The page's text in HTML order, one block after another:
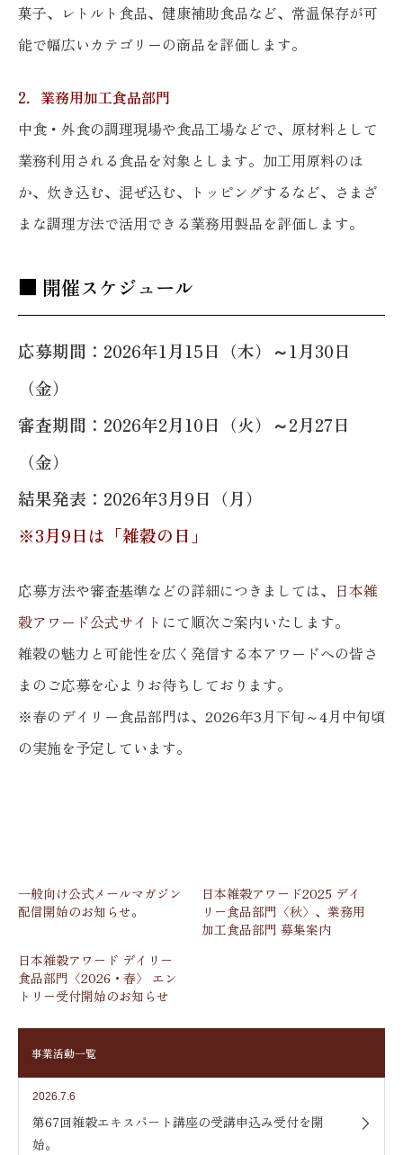
菓子、レトルト食品、健康補助食品など、常温保存が可
能で幅広いカテゴリーの商品を評価します。
2．業務用加工食品部門
中食・外食の調理現場や食品工場などで、原材料として
業務利用される食品を対象とします。加工用原料のほ
か、炊き込む、混ぜ込む、トッピングするなど、さまざ
まな調理方法で活用できる業務用製品を評価します。
■ 開催スケジュール
応募期間：2026年1月15日（木）～1月30日
（金）
審査期間：2026年2月10日（火）～2月27日
（金）
結果発表：2026年3月9日（月）
※3月9日は「雑穀の日」
応募方法や審査基準などの詳細につきましては、 日本雑
穀アワード公式サイト にて順次ご案内いたします。
雑穀の魅力と可能性を広く発信する本アワードへの皆さ
まのご応募を心よりお待ちしております。
※春のデイリー食品部門は、2026年3月下旬～4月中旬頃
の実施を予定しています。
一般向け公式メールマガジン
配信開始のお知らせ。
日本雑穀アワード2025 デイ
リー食品部門〈秋〉、業務用
加工食品部門 募集案内
日本雑穀アワード デイリー
食品部門〈2026・春〉 エン
トリー受付開始のお知らせ
事業活動一覧
2026.7.6
第67回雑穀エキスパート講座の受講申込み受付を開
始。